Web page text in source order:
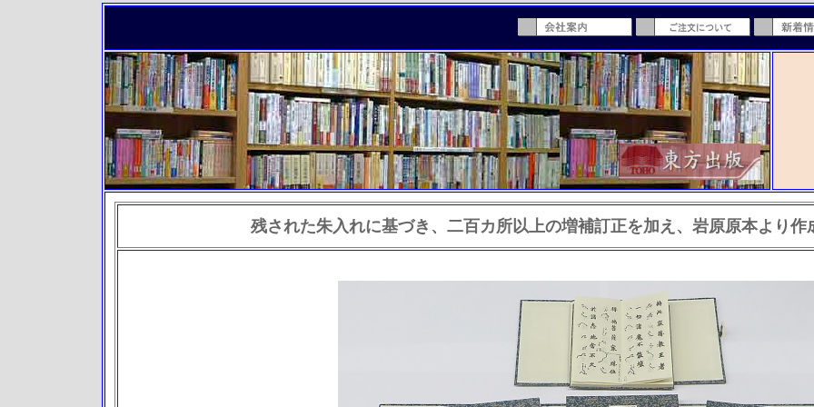
残された朱入れに基づき、二百カ所以上の増補訂正を加え、岩原原本より作